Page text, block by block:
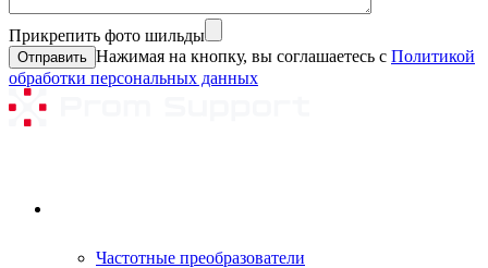
Прикрепить фото шильды
Нажимая на кнопку, вы соглашаетесь с Политикой
обработки персональных данных
Частотные преобразователи